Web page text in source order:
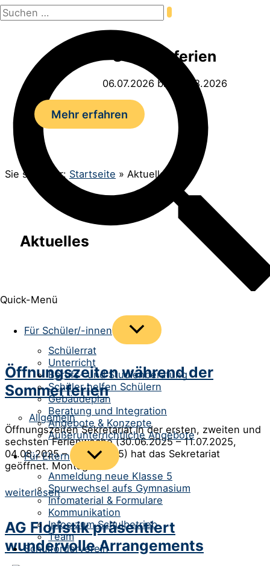
Zum
Inhalt
Suchen
nach:
Quick-Menü
Für Schüler/-innen
Menü
umschalten
Schülerrat
Unterricht
Berufs- und Studienberatung
Schüler helfen Schülern
Gebäudeplan
Beratung und Integration
Angebote & Konzepte
Außerunterrichtliche Angebote
Für Eltern
Menü
umschalten
Anmeldung neue Klasse 5
Spurwechsel aufs Gymnasium
Infomaterial & Formulare
Kommunikation
Infos zum Schulbetrieb
Team
Schulförderverein
Sommerferien
06.07.2026 bis 14.08.2026
Mehr erfahren
Sie sind hier: Startseite » Aktuelles
Aktuelles
Öffnungszeiten während der
Sommerferien
Allgemein
Öffnungszeiten Sekretariat In der ersten, zweiten und
sechsten Ferienwoche (30.06.2025 – 11.07.2025,
04.08.2025 – 08.08.2025) hat das Sekretariat
geöffnet. Montag…
weiterlesen
AG Floristik präsentiert
wundervolle Arrangements